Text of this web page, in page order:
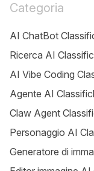
Categoria
AI ChatBot
Ricerca AI
AI Vibe Coding
Agente AI
Claw Agent
Personaggio AI
Generatore di